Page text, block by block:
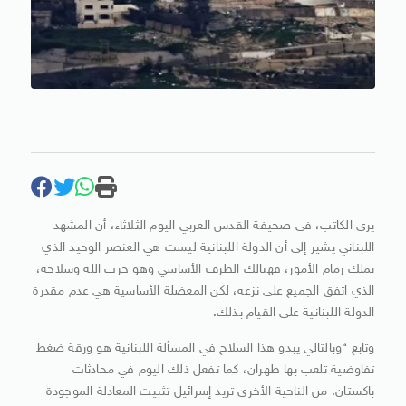
يرى الكاتب، فى صحيفة القدس العربي اليوم الثلاثاء، أن المشهد
اللبناني يشير إلى أن الدولة اللبنانية ليست هي العنصر الوحيد الذي
يملك زمام الأمور، فهنالك الطرف الأساسي وهو حزب الله وسلاحه،
الذي اتفق الجميع على نزعه، لكن المعضلة الأساسية هي عدم مقدرة
الدولة اللبنانية على القيام بذلك.
وتابع “وبالتالي يبدو هذا السلاح في المسألة اللبنانية هو ورقة ضغط
تفاوضية تلعب بها طهران، كما تفعل ذلك اليوم في محادثات
باكستان. من الناحية الأخرى تريد إسرائيل تثبيت المعادلة الموجودة